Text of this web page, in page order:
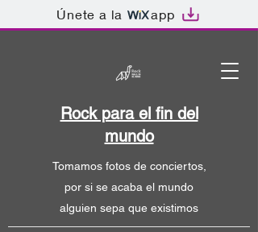
Únete a la app
Tomamos fotos de conciertos,
por si se acaba el mundo
alguien sepa que existimos
Rock para el fin del
mundo